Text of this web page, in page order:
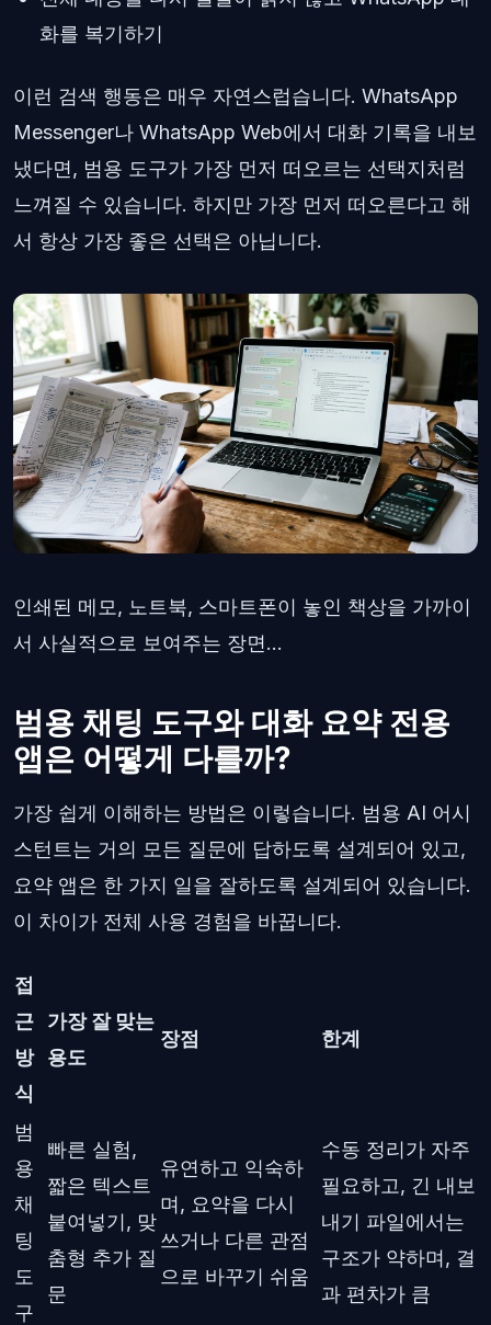
화를 복기하기
이런 검색 행동은 매우 자연스럽습니다. WhatsApp
Messenger나 WhatsApp Web에서 대화 기록을 내보
냈다면, 범용 도구가 가장 먼저 떠오르는 선택지처럼
느껴질 수 있습니다. 하지만 가장 먼저 떠오른다고 해
서 항상 가장 좋은 선택은 아닙니다.
인쇄된 메모, 노트북, 스마트폰이 놓인 책상을 가까이
서 사실적으로 보여주는 장면...
범용 채팅 도구와 대화 요약 전용
앱은 어떻게 다를까?
가장 쉽게 이해하는 방법은 이렇습니다. 범용 AI 어시
스턴트는 거의 모든 질문에 답하도록 설계되어 있고,
요약 앱은 한 가지 일을 잘하도록 설계되어 있습니다.
이 차이가 전체 사용 경험을 바꿉니다.
접
근
방
식
가장 잘 맞는
용도
장점 한계
범
용
채
팅
도
구
빠른 실험,
짧은 텍스트
붙여넣기, 맞
춤형 추가 질
문
유연하고 익숙하
며, 요약을 다시
쓰거나 다른 관점
으로 바꾸기 쉬움
수동 정리가 자주
필요하고, 긴 내보
내기 파일에서는
구조가 약하며, 결
과 편차가 큼